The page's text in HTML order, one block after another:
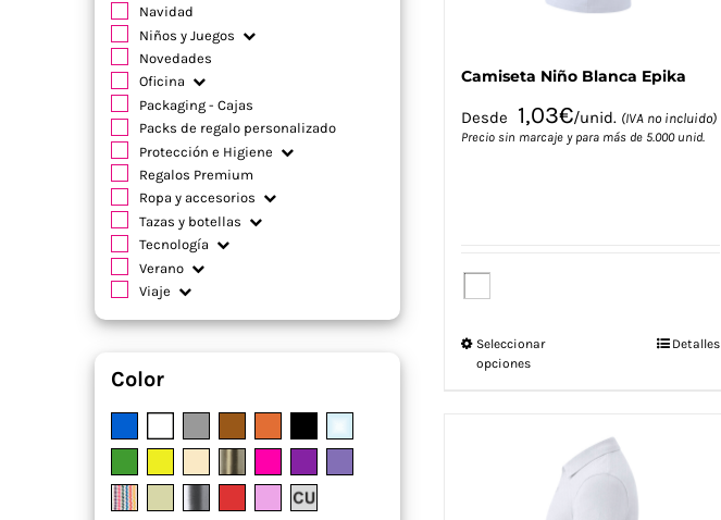
Camiseta Niño Blanca Epika
Desde 1,03€/unid. (IVA no incluido)
Precio sin marcaje y para más de 5.000 unid.
Seleccionar
opciones
variantes.
Las
opciones
Detalles
Navidad
Niños y Juegos
Novedades
Oficina
Packaging - Cajas
Packs de regalo personalizado
Protección e Higiene
Regalos Premium
Ropa y accesorios
Tazas y botellas
Tecnología
Verano
Viaje
Color